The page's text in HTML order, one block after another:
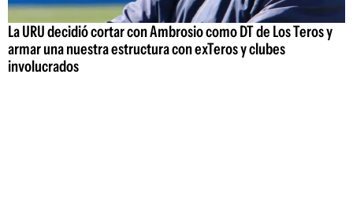
La URU decidió cortar con Ambrosio como DT de Los Teros y
armar una nuestra estructura con exTeros y clubes
involucrados